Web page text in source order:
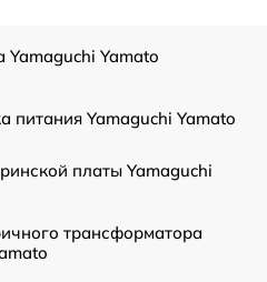
Yamaguchi Yamato
питания Yamaguchi Yamato
платы Yamaguchi
трансформатора